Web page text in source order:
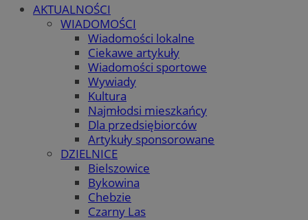
AKTUALNOŚCI
WIADOMOŚCI
Wiadomości lokalne
Ciekawe artykuły
Wiadomości sportowe
Wywiady
Kultura
Najmłodsi mieszkańcy
Dla przedsiębiorców
Artykuły sponsorowane
DZIELNICE
Bielszowice
Bykowina
Chebzie
Czarny Las